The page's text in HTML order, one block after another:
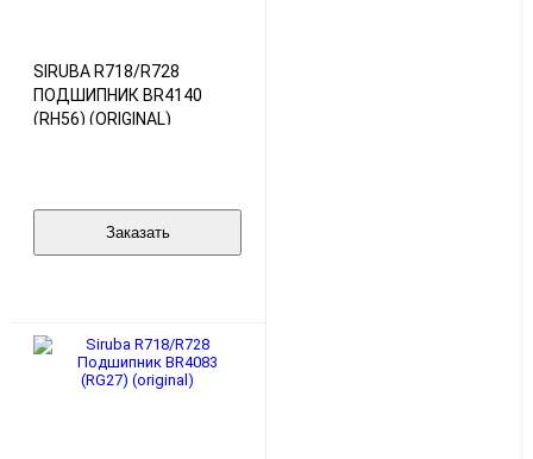
SIRUBA R718/R728
ПОДШИПНИК BR4140
(RH56) (ORIGINAL)
Заказать